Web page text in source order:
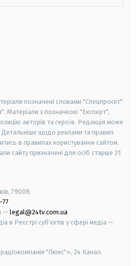
позначені словами "Спецпроєкт"
Матеріали з позначкою "Експерт",
авторів та героїв. Редакція може
Детальніше щодо реклами та правил
в правилах користування сайтом.
сайту призначені для осіб старше 21
79008
— legal@24tv.com.ua
в Реєстрі суб'єктів у сфері медіа —
"Люкс"», 24 Канал.